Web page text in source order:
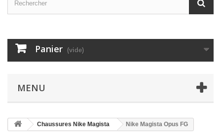
Panier (vide)
MENU
Chaussures Nike Magista Nike Magista Opus FG